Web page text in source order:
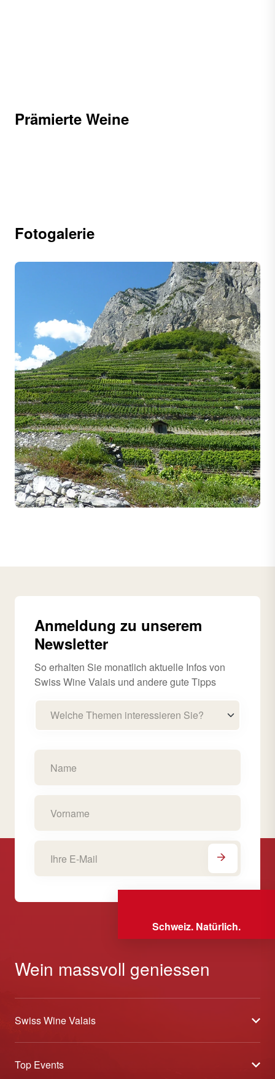
Prämierte Weine
Fotogalerie
Anmeldung zu unserem
Newsletter
So erhalten Sie monatlich aktuelle Infos von
Swiss Wine Valais und andere gute Tipps
Welche Themen interessieren Sie?
Schweiz. Natürlich.
Wein massvoll geniessen
Swiss Wine Valais
Über uns
Allgemeine Geschäftsbedingungen
Top Events